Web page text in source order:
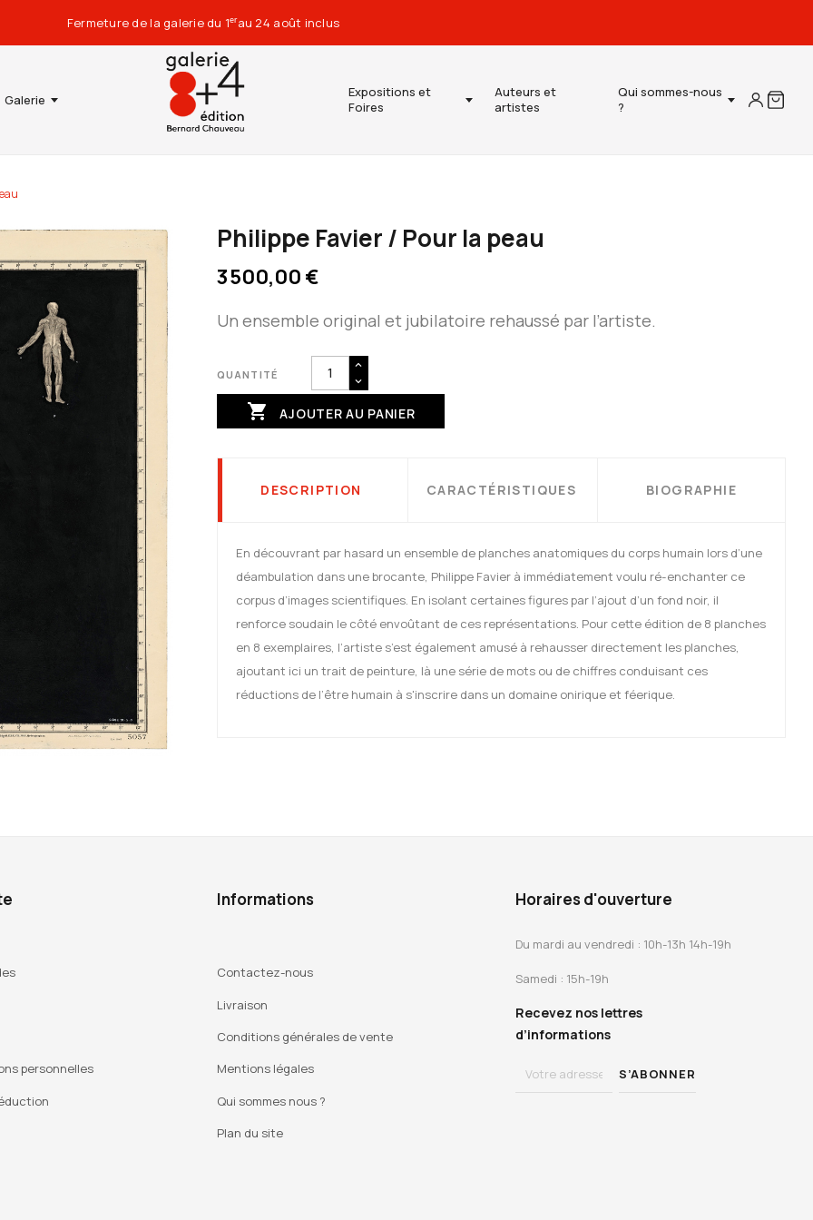
Fermeture de la galerie du 1erau 24 août inclus
Galerie
Expositions et
Foires
Auteurs et
artistes
Qui sommes-nous
?
Philippe Favier / Pour la peau
3 500,00 €
Un ensemble original et jubilatoire rehaussé par l’artiste.
QUANTITÉ
 AJOUTER AU PANIER
DESCRIPTION CARACTÉRISTIQUES BIOGRAPHIE
En découvrant par hasard un ensemble de planches anatomiques du corps humain lors d’une
déambulation dans une brocante, Philippe Favier à immédiatement voulu ré-enchanter ce
corpus d’images scientifiques. En isolant certaines figures par l’ajout d’un fond noir, il
renforce soudain le côté envoûtant de ces représentations. Pour cette édition de 8 planches
en 8 exemplaires, l’artiste s’est également amusé à rehausser directement les planches,
ajoutant ici un trait de peinture, là une série de mots ou de chiffres conduisant ces
réductions de l’être humain à s'inscrire dans un domaine onirique et féerique.
personnelles
Informations
Contactez-nous
Livraison
Conditions générales de vente
Mentions légales
Qui sommes nous ?
Plan du site
Horaires d'ouverture
Du mardi au vendredi : 10h-13h 14h-19h
Samedi : 15h-19h
Recevez nos lettres
d’informations